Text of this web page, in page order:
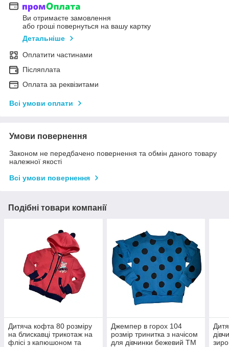
Ви отримаєте замовлення
або гроші повернуться на вашу картку
Детальніше
Оплатити частинами
Післяплата
Оплата за реквізитами
Всі умови оплати
Умови повернення
Законом не передбачено повернення та обмін даного товару
належної якості
Всі умови повернення
Подібні товари компанії
Дитяча кофта 80 розміру
на блискавці трикотаж на
флісі з капюшоном та
Джемпер в горох 104
розмір тринитка з начісом
для дівчинки бежевий ТМ